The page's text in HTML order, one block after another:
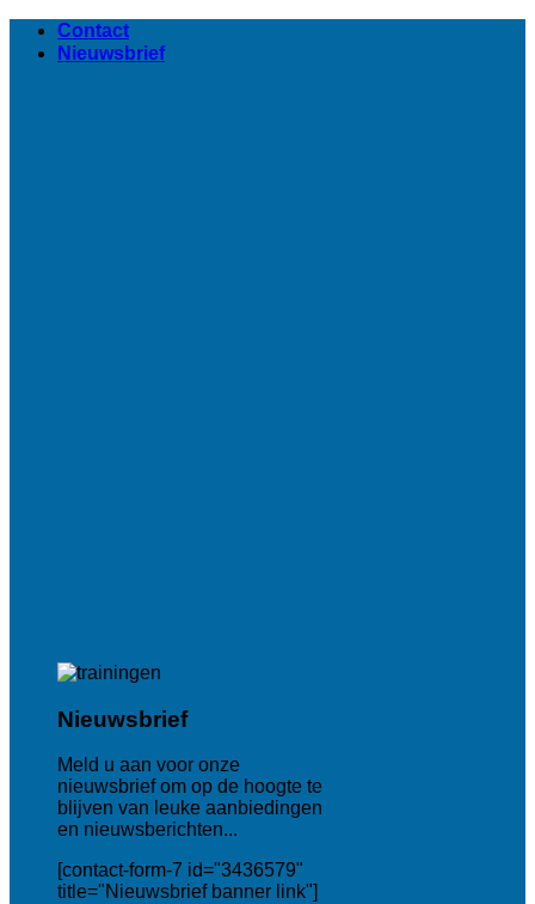
naar
Contact
Nieuwsbrief
Nieuwsbrief
Meld u aan voor onze
nieuwsbrief om op de hoogte te
blijven van leuke aanbiedingen
en nieuwsberichten...
[contact-form-7 id="3436579"
title="Nieuwsbrief banner link"]